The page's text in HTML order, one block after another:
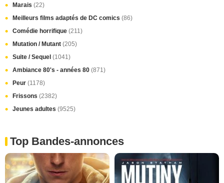
Marais (22)
Meilleurs films adaptés de DC comics (86)
Comédie horrifique (211)
Mutation / Mutant (205)
Suite / Sequel (1041)
Ambiance 80's - années 80 (871)
Peur (1178)
Frissons (2382)
Jeunes adultes (9525)
Top Bandes-annonces